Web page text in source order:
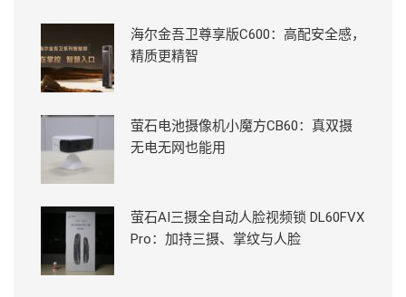
海尔金吾卫尊享版C600：高配安全感，
精质更精智
萤石电池摄像机小魔方CB60：真双摄
无电无网也能用
萤石AI三摄全自动人脸视频锁 DL60FVX
Pro：加持三摄、掌纹与人脸